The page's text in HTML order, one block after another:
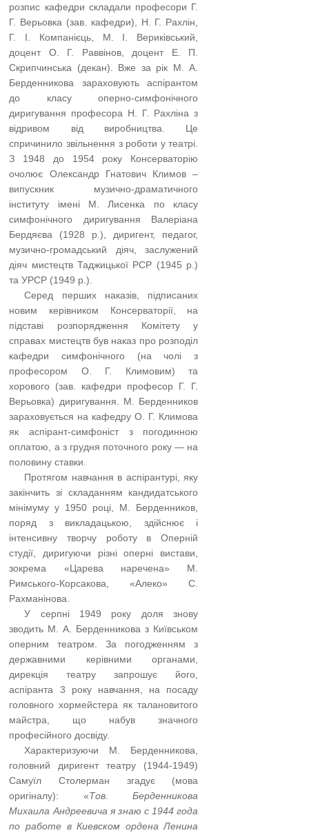
розпис кафедри складали професори Г.
Г. Верьовка (зав. кафедри), Н. Г. Рахлін,
Г. І. Компанієць, М. І. Вериківський,
доцент О. Г. Раввінов, доцент Е. П.
Скрипчинська (декан). Вже за рік М. А.
Берденникова зараховують аспірантом
до класу оперно-симфонічного
диригування професора Н. Г. Рахліна з
відривом від виробництва. Це
спричинило звільнення з роботи у театрі.
З 1948 до 1954 року Консерваторію
очолює Олександр Гнатович Климов –
випускник музично-драматичного
інституту імені М. Лисенка по класу
симфонічного диригування Вале­ріана
Бердяєва (1928 р.), диригент, педагог,
музично-громадський діяч, заслужений
діяч мистецтв Таджицької РСР (1945 р.)
та УРСР (1949 р.).
…..Серед перших наказів, підписаних
новим керівником Консерваторії, на
підставі розпорядження Комітету у
справах мистецтв був наказ про розподіл
кафедри симфонічного (на чолі з
професором О. Г. Климовим) та
хорового (зав. кафедри професор Г. Г.
Верьовка) диригування. М. Берденников
зараховується на кафедру О. Г. Климова
як аспірант-симфоніст з погодинною
оплатою, а з грудня поточного року — на
половину ставки.
Протягом навчання в аспірантурі, яку
закінчить зі складанням кандидатського
мінімуму у 1950 році, М. Берденников,
поряд з викладацькою, здійснює і
інтенсивну творчу роботу в Оперній
студії, диригуючи різні оперні вистави,
зокрема «Царева наречена» М.
Римського-Корсакова, «Алеко» С.
Рахманінова.
…..У серпні 1949 року доля знову
зводить М. А. Берденникова з Київськом
оперним театром. За погодженням з
державними керівними органами,
дирекція театру запрошує його,
аспіранта 3 року навчання, на посаду
головного хормейстера як талановитого
майстра, що набув значного
професійного досвіду.
Характеризуючи М. Берденникова,
головний диригент театру (1944-1949)
Самуїл Столерман згадує (мова
оригіналу): «Тов. Берденникова
Михаила Андреевича я знаю с 1944 года
по работе в Киевском ордена Ленина